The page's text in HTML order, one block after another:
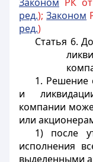
ред.);Законом
ред.)
Статья 6.
1. Решение
и
компании
или
1) после
исполнения
выделенными